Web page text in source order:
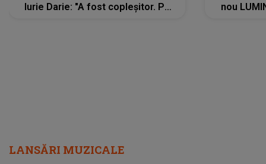
Iurie Darie: "A fost copleșitor. Pe
nou
LANSĂRI MUZICALE